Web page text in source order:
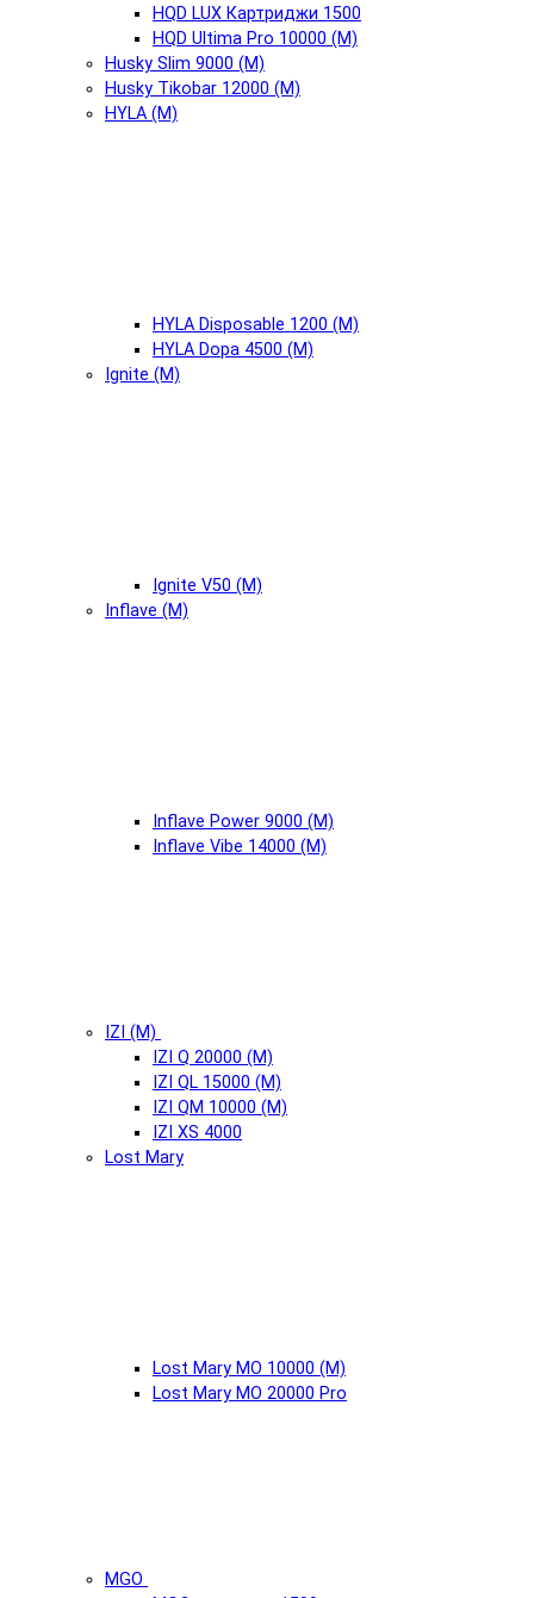
HQD LUX Картриджи 1500
HQD Ultima Pro 10000 (М)
Husky Slim 9000 (М)
Husky Tikobar 12000 (М)
HYLA (М)
HYLA Disposable 1200 (М)
HYLA Dopa 4500 (М)
Ignite (М)
Ignite V50 (М)
Inflave (М)
Inflave Power 9000 (М)
Inflave Vibe 14000 (М)
IZI (М)
IZI Q 20000 (М)
IZI QL 15000 (М)
IZI QM 10000 (М)
IZI XS 4000
Lost Mary
Lost Mary MO 10000 (М)
Lost Mary MO 20000 Pro
MGO